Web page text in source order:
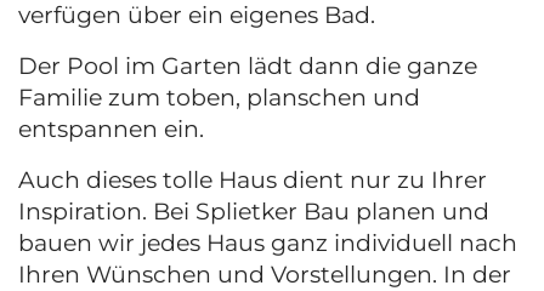
verfügen über ein eigenes Bad.
Der Pool im Garten lädt dann die ganze
Familie zum toben, planschen und
entspannen ein.
Auch dieses tolle Haus dient nur zu Ihrer
Inspiration. Bei Splietker Bau planen und
bauen wir jedes Haus ganz individuell nach
Ihren Wünschen und Vorstellungen. In der